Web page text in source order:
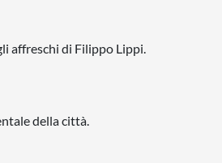
affreschi di Filippo Lippi.
della città.